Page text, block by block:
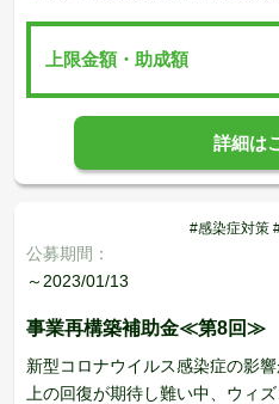
上限金額・助成額
詳細は
#感染症対策
公募期間：
～2023/01/13
事業再構築補助金≪第8回≫
新型コロナウイルス感染症の影
上の回復が期待し難い中、ウィ